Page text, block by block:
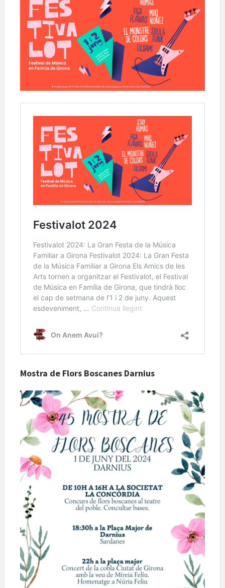
Mostra de Flors Boscanes Darnius